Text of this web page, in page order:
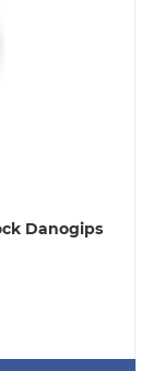
Danogips